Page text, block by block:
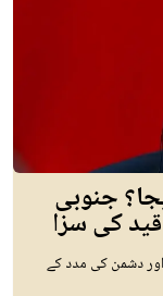
جنوبی
دشمن کی مدد کے